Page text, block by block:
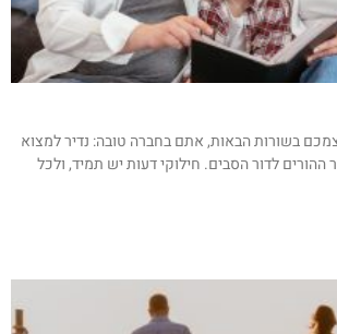
בשורות הבאות, אתם בחברה טובה: נדיר למצוא
ההורים לדור הסבים. חילוקי דעות יש תמיד, ולכל